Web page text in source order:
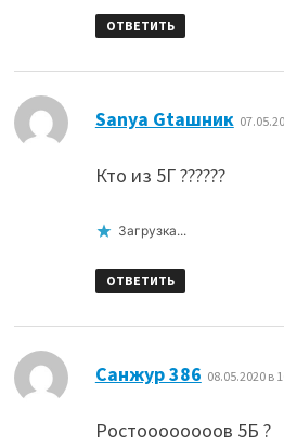
ОТВЕТИТЬ
Sanya Gtaшник
Кто из 5Г ??????
Загрузка...
ОТВЕТИТЬ
Санжур 386 08.05.2020 в
Ростоооооооов 5Б ?